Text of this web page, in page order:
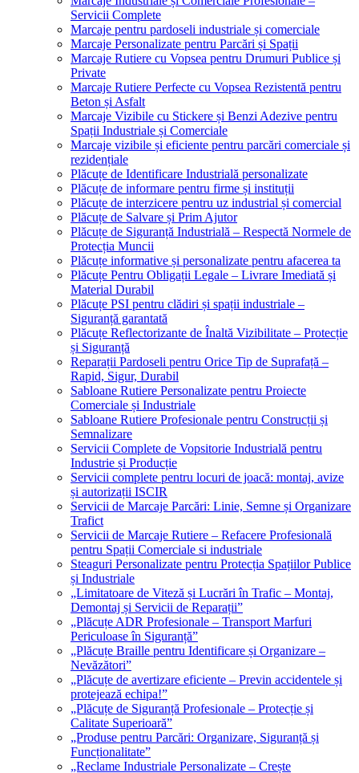
Servicii Complete
Marcaje pentru pardoseli industriale și comerciale
Marcaje Personalizate pentru Parcări și Spații
Marcaje Rutiere cu Vopsea pentru Drumuri Publice și
Private
Marcaje Rutiere Perfecte cu Vopsea Rezistentă pentru
Beton și Asfalt
Marcaje Vizibile cu Stickere și Benzi Adezive pentru
Spații Industriale și Comerciale
Marcaje vizibile și eficiente pentru parcări comerciale și
rezidențiale
Plăcuțe de Identificare Industrială personalizate
Plăcuțe de informare pentru firme și instituții
Plăcuțe de interzicere pentru uz industrial și comercial
Plăcuțe de Salvare și Prim Ajutor
Plăcuțe de Siguranță Industrială – Respectă Normele de
Protecția Muncii
Plăcuțe informative și personalizate pentru afacerea ta
Plăcuțe Pentru Obligații Legale – Livrare Imediată și
Material Durabil
Plăcuțe PSI pentru clădiri și spații industriale –
Siguranță garantată
Plăcuțe Reflectorizante de Înaltă Vizibilitate – Protecție
și Siguranță
Reparații Pardoseli pentru Orice Tip de Suprafață –
Rapid, Sigur, Durabil
Sabloane Rutiere Personalizate pentru Proiecte
Comerciale și Industriale
Sabloane Rutiere Profesionale pentru Construcții și
Semnalizare
Servicii Complete de Vopsitorie Industrială pentru
Industrie și Producție
Servicii complete pentru locuri de joacă: montaj, avize
și autorizații ISCIR
Servicii de Marcaje Parcări: Linie, Semne și Organizare
Trafict
Servicii de Marcaje Rutiere – Refacere Profesională
pentru Spații Comerciale si industriale
Steaguri Personalizate pentru Protecția Spațiilor Publice
și Industriale
„Limitatoare de Viteză și Lucrări în Trafic – Montaj,
Demontaj și Servicii de Reparații”
„Plăcuțe ADR Profesionale – Transport Marfuri
Periculoase în Siguranță”
„Plăcuțe Braille pentru Identificare și Organizare –
Nevăzători”
„Plăcuțe de avertizare eficiente – Previn accidentele și
protejează echipa!”
„Plăcuțe de Siguranță Profesionale – Protecție și
Calitate Superioară”
„Produse pentru Parcări: Organizare, Siguranță și
Funcționalitate”
„Reclame Industriale Personalizate – Crește